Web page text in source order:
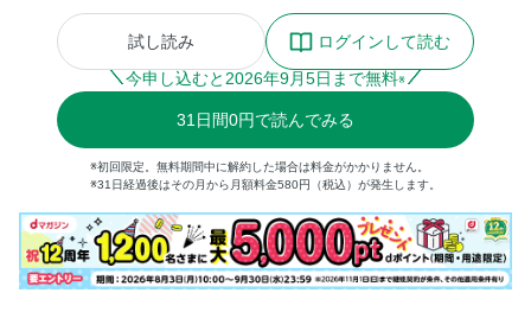
試し読み
ログインして読む
今申し込むと 2026年9月5日まで無料※
31 日間0円で読んでみる
※初回限定。無料期間中に解約した場合は料金がかかりません。
※31日経過後はその月から月額料金580円（税込）が発生します。